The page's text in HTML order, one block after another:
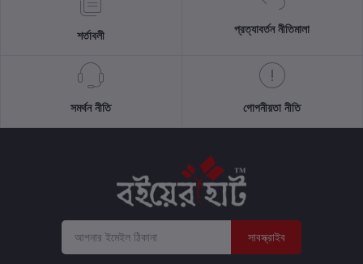
শর্তাবলী প্রত্যাবর্তন নীতিমালা
সমর্থন নীতি গোপনীয়তা নীতি
সাবস্ক্রাইব